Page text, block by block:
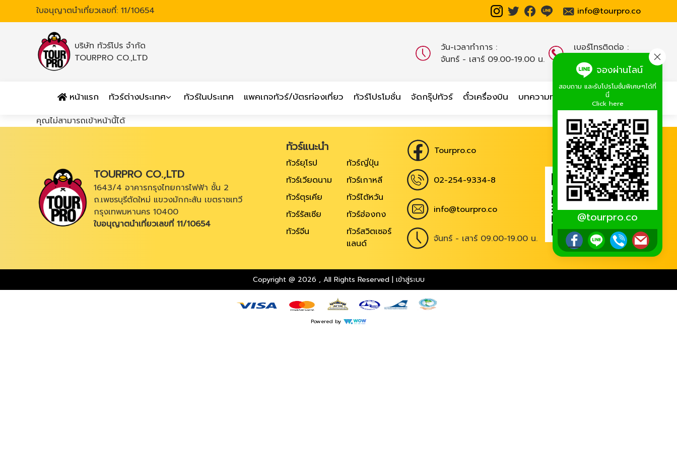
ใบอนุญาตนำเที่ยวเลขที่: 11/10654 info@tourpro.co
บริษัท ทัวร์โปร จำกัด
TOURPRO CO.,LTD
วัน-เวลาทำการ :
จันทร์ - เสาร์ 09.00-19.00 น.
เบอร์โทรติดต่อ :
02-254-9334-8
หน้าแรก ทัวร์ต่างประเทศ ทัวร์ในประเทศ แพคเกจทัวร์/บัตรท่องเที่ยว ทัวร์โปรโมชั่น จัดกรุ๊ปทัวร์ ตั๋วเครื่องบิน บทความท่องเที่ยว เกี่ยวกับเรา
จองผ่านไลน์
สอบถาม และรับโปรโมชั่นพิเศษๆได้ที่
นี่
Click here
@tourpro.co
คุณไม่สามารถเข้าหน้านี้ได้
TOURPRO CO.,LTD
1643/4 อาคารกรุงไทยการไฟฟ้า ชั้น 2
ถ.เพชรบุรีตัดใหม่ แขวงมักกะสัน เขตราชเทวี
กรุงเทพมหานคร 10400
ใบอนุญาตนำเที่ยวเลขที่ 11/10654
ทัวร์แนะนำ
ทัวร์ยุโรป
ทัวร์ญี่ปุ่น
ทัวร์เวียดนาม
ทัวร์เกาหลี
ทัวร์ตุรเคีย
ทัวร์ไต้หวัน
ทัวร์รัสเซีย
ทัวร์ฮ่องกง
ทัวร์จีน
ทัวร์สวิตเซอร์
แลนด์
Tourpro.co
02-254-9334-8
info@tourpro.co
จันทร์ - เสาร์ 09.00-19.00 น.
@tourpro.co
Copyright @ 2026 , All Rights Reserved| เข้าสู่ระบบ
Powered by